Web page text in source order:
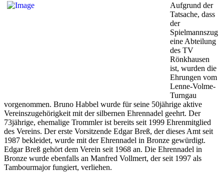
Aufgrund der
Tatsache, dass
der
Spielmannszug
eine Abteilung
des TV
Rönkhausen
ist, wurden die
Ehrungen vom
Lenne-Volme-
Turngau
vorgenommen. Bruno Habbel wurde für seine 50jährige aktive
Vereinszugehörigkeit mit der silbernen Ehrennadel geehrt. Der
73jährige, ehemalige Trommler ist bereits seit 1999 Ehrenmitglied
des Vereins. Der erste Vorsitzende Edgar Breß, der dieses Amt seit
1987 bekleidet, wurde mit der Ehrennadel in Bronze gewürdigt.
Edgar Breß gehört dem Verein seit 1968 an. Die Ehrennadel in
Bronze wurde ebenfalls an Manfred Vollmert, der seit 1997 als
Tambourmajor fungiert, verliehen.